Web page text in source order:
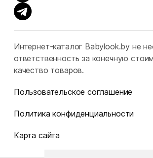
Интернет-каталог Babylook.by не
ответственность за конечную
качество товаров.
Пользовательское соглашение
Политика конфиденциальности
Карта сайта